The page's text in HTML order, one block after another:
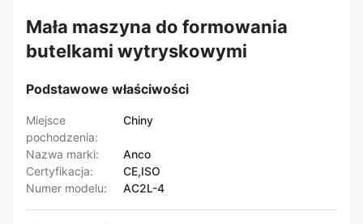
Mała maszyna do formowania
butelkami wytryskowymi
Podstawowe właściwości
Miejsce
pochodzenia:
Chiny
Nazwa marki:
Anco
Certyfikacja:
CE,ISO
Numer modelu:
AC2L-4